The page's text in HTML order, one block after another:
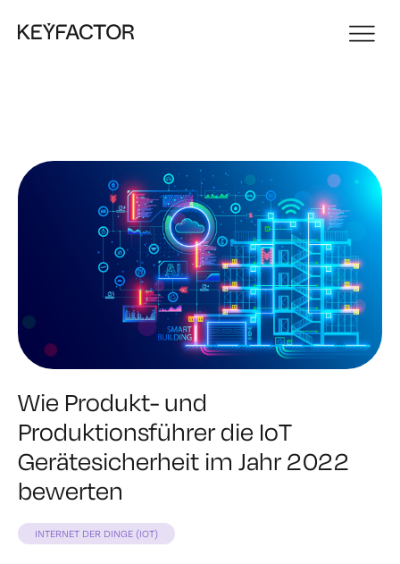
Wie Produkt- und
Produktionsführer die IoT
Gerätesicherheit im Jahr 2022
bewerten
INTERNET DER DINGE (IOT)